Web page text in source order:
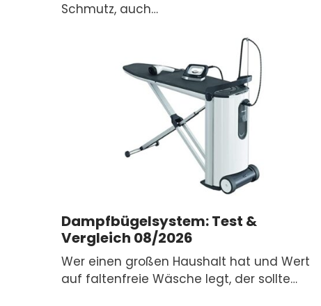
Schmutz, auch…
Dampfbügelsystem: Test &
Vergleich 08/2026
Wer einen großen Haushalt hat und Wert
auf faltenfreie Wäsche legt, der sollte…